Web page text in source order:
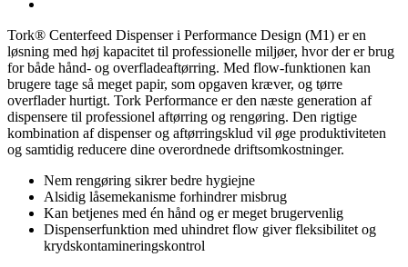
Tork® Centerfeed Dispenser i Performance Design (M1) er en
løsning med høj kapacitet til professionelle miljøer, hvor der er brug
for både hånd- og overfladeaftørring. Med flow-funktionen kan
brugere tage så meget papir, som opgaven kræver, og tørre
overflader hurtigt. Tork Performance er den næste generation af
dispensere til professionel aftørring og rengøring. Den rigtige
kombination af dispenser og aftørringsklud vil øge produktiviteten
og samtidig reducere dine overordnede driftsomkostninger.
Nem rengøring sikrer bedre hygiejne
Alsidig låsemekanisme forhindrer misbrug
Kan betjenes med én hånd og er meget brugervenlig
Dispenserfunktion med uhindret flow giver fleksibilitet og
krydskontamineringskontrol